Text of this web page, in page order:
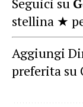
stellina ★
Aggiungi
preferita su